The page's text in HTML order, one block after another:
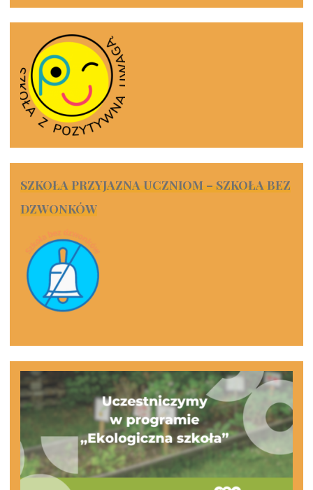
SZKOŁA PRZYJAZNA UCZNIOM – SZKOŁA BEZ
DZWONKÓW